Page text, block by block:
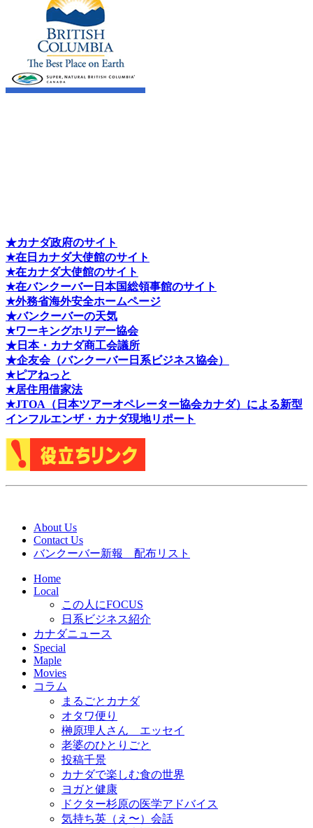
★カナダ政府のサイト
★在日カナダ大使館のサイト
★在カナダ大使館のサイト
★在バンクーバー日本国総領事館のサイト
★外務省海外安全ホームページ
★バンクーバーの天気
★ワーキングホリデー協会
★日本・カナダ商工会議所
★企友会（バンクーバー日系ビジネス協会）
★ピアねっと
★居住用借家法
★JTOA（日本ツアーオペレーター協会カナダ）による新型
インフルエンザ・カナダ現地リポート
About Us
Contact Us
バンクーバー新報 配布リスト
Home
Local
この人にFOCUS
日系ビジネス紹介
カナダニュース
Special
Maple
Movies
コラム
まるごとカナダ
オタワ便り
榊原理人さん エッセイ
老婆のひとりごと
投稿千景
カナダで楽しむ食の世界
ヨガと健康
ドクター杉原の医学アドバイス
気持ち英（え〜）会話